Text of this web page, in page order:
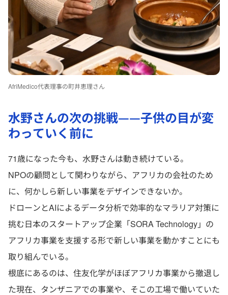
AfriMedico代表理事の町井恵理さん
水野さんの次の挑戦——子供の目が変
わっていく前に
71歳になった今も、水野さんは動き続けている。
NPOの顧問として関わりながら、アフリカの会社のため
に、何かしら新しい事業をデザインできないか。
ドローンとAIによるデータ分析で効率的なマラリア対策に
挑む日本のスタートアップ企業「SORA Technology」の
アフリカ事業を支援する形で新しい事業を動かすことにも
取り組んでいる。
根底にあるのは、住友化学がほぼアフリカ事業から撤退し
た現在、タンザニアでの事業や、そこの工場で働いていた